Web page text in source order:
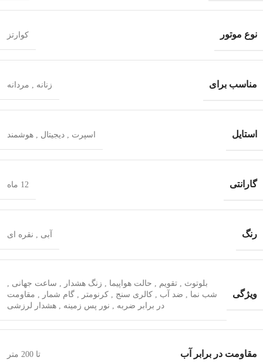
نوع موتور کوارتز
مناسب برای زنانه مردانه
استایل اسپرت دیجیتال هوشمند
گارانتی 12 ماه
رنگ آبی نقره ای
ویژگی
بلوتوث تقویم حالت هواپیما زنگ هشدار ساعت جهانی
شب‌ نما
ضد آب کالری سنج کرنومتر گام شمار
مقاومت
در برابر ضربه
نور پس زمینه هشدار لرزشی
مقاومت در برابر آب تا 200 متر